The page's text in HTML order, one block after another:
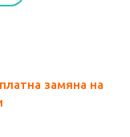
замяна на